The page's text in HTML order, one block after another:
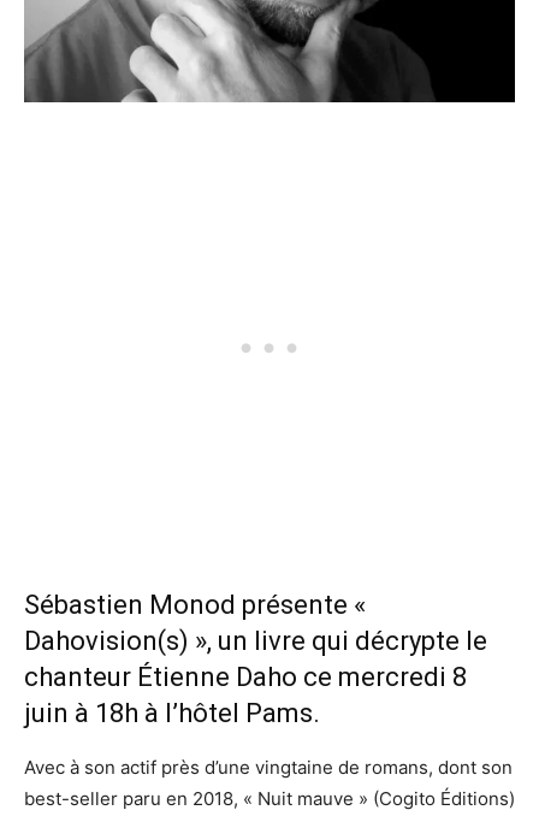
Sébastien Monod présente «
Dahovision(s) », un livre qui décrypte le
chanteur Étienne Daho ce mercredi 8
juin à 18h à l’hôtel Pams.
Avec à son actif près d’une vingtaine de romans, dont son
best-seller paru en 2018, « Nuit mauve » (Cogito Éditions)